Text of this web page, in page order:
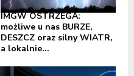
IMGW OSTRZEGA:
możliwe u nas BURZE,
DESZCZ oraz silny WIATR,
a lokalnie...